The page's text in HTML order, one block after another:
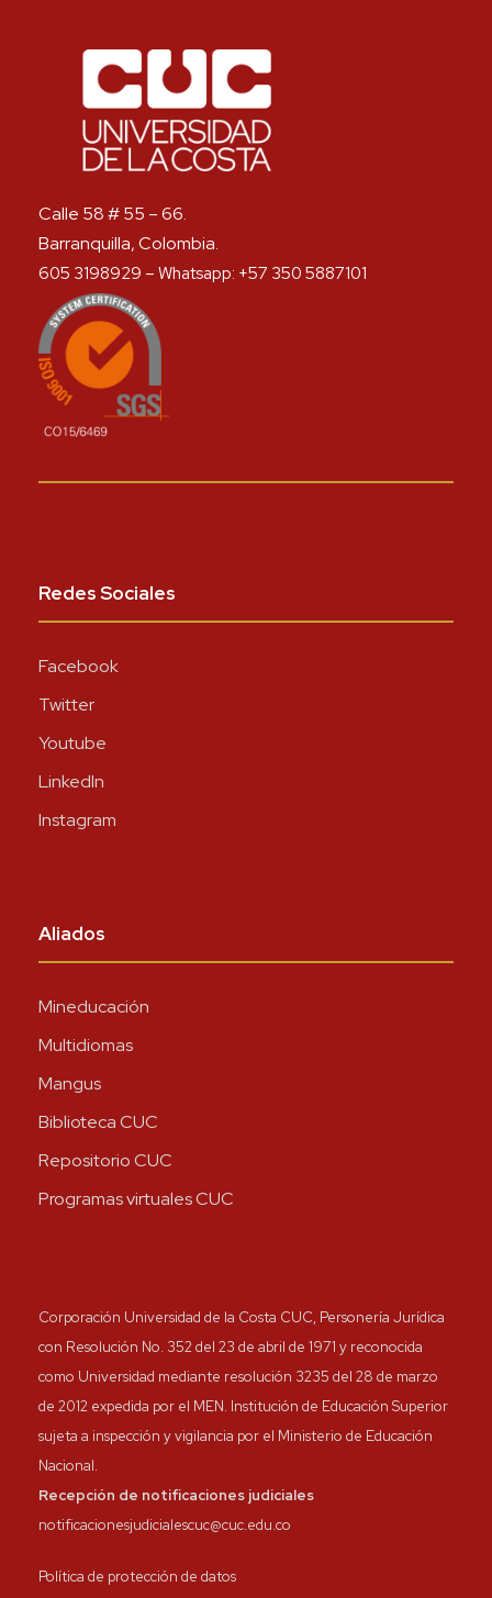
Calle 58 # 55 – 66.
Barranquilla, Colombia.
605 3198929 – Whatsapp: +57 350 5887101
Redes Sociales
Facebook
Twitter
Youtube
LinkedIn
Instagram
Aliados
Mineducación
Multidiomas
Mangus
Biblioteca CUC
Repositorio CUC
Programas virtuales CUC
Corporación Universidad de la Costa CUC, Personería Jurídica
con Resolución No. 352 del 23 de abril de 1971 y reconocida
como Universidad mediante resolución 3235 del 28 de marzo
de 2012 expedida por el MEN. Institución de Educación Superior
sujeta a inspección y vigilancia por el Ministerio de Educación
Nacional.
Recepción de notificaciones judiciales
notificacionesjudicialescuc@cuc.edu.co
Política de protección de datos